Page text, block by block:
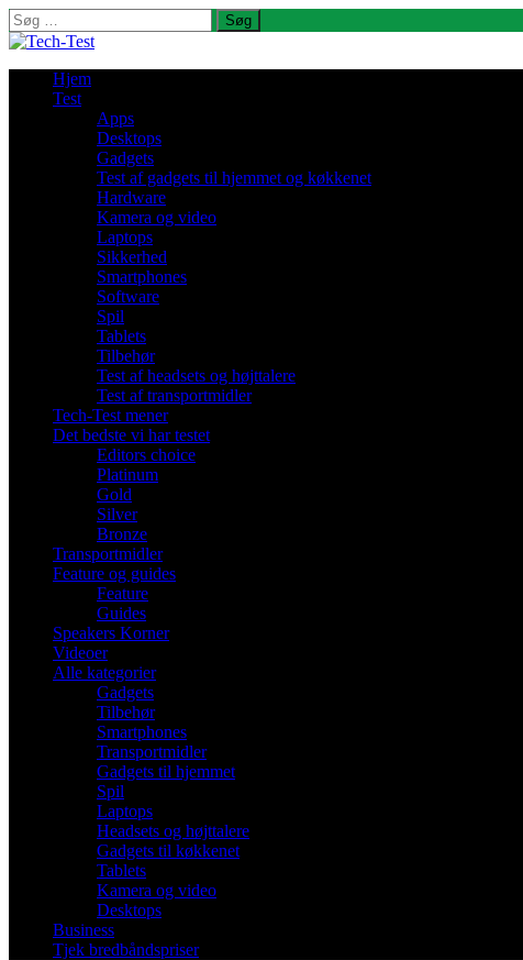
Søg
efter:
Hjem
Test
Apps
Desktops
Gadgets
Test af gadgets til hjemmet og køkkenet
Hardware
Kamera og video
Laptops
Sikkerhed
Smartphones
Software
Spil
Tablets
Tilbehør
Test af headsets og højttalere
Test af transportmidler
Tech-Test mener
Det bedste vi har testet
Editors choice
Platinum
Gold
Silver
Bronze
Transportmidler
Feature og guides
Feature
Guides
Speakers Korner
Videoer
Alle kategorier
Gadgets
Tilbehør
Smartphones
Transportmidler
Gadgets til hjemmet
Spil
Laptops
Headsets og højttalere
Gadgets til køkkenet
Tablets
Kamera og video
Desktops
Business
Tjek bredbåndspriser